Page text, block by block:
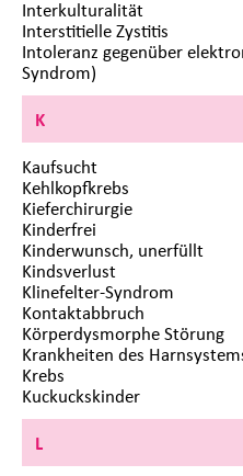
Interkulturalität
Interstitielle Zystitis
Intoleranz gegenüber
Syndrom)
K
Kaufsucht
Kehlkopfkrebs
Kieferchirurgie
Kinderfrei
Kinderwunsch, unerfüllt
Kindsverlust
Klinefelter-Syndrom
Kontaktabbruch
Körperdysmorphe Störung
Krankheiten des
Krebs
Kuckuckskinder
L